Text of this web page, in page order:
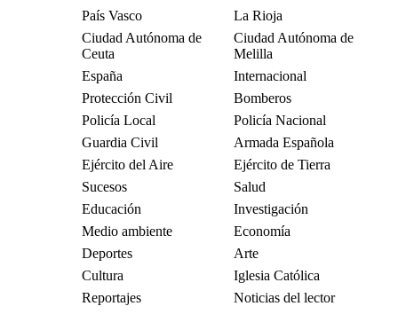
País Vasco
La Rioja
Ciudad Autónoma de
Ceuta
Ciudad Autónoma de
Melilla
España
Internacional
Protección Civil
Bomberos
Policía Local
Policía Nacional
Guardia Civil
Armada Española
Ejército del Aire
Ejército de Tierra
Sucesos
Salud
Educación
Investigación
Medio ambiente
Economía
Deportes
Arte
Cultura
Iglesia Católica
Reportajes
Noticias del lector